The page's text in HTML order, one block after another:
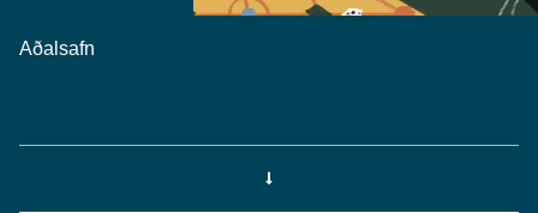
Aðalsafn